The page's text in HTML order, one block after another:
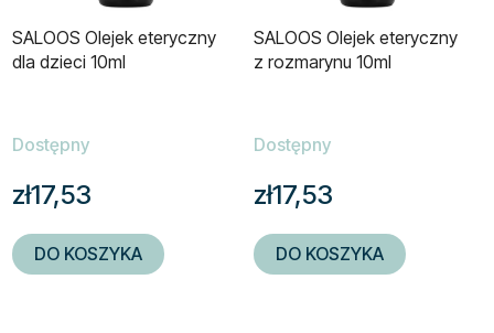
SALOOS Olejek eteryczny
dla dzieci 10ml
Dostępny
zł17,53
DO KOSZYKA
SALOOS Olejek eteryczny
z rozmarynu 10ml
Dostępny
zł17,53
DO KOSZYKA